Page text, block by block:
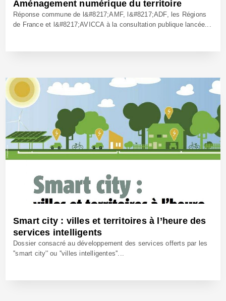
Aménagement numérique du territoire
Réponse commune de l&#8217;AMF, l&#8217;ADF, les Régions
de France et l&#8217;AVICCA à la consultation publique lancée...
9 Mars 2017 - Réf: BW24416
Smart city : villes et territoires à l’heure des
services intelligents
Dossier consacré au développement des services offerts par les
''smart city'' ou ''villes intelligentes''...